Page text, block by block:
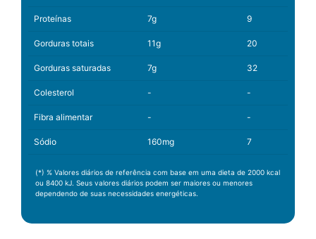
Proteínas 7g 9
Gorduras totais 11g 20
Gorduras saturadas 7g 32
Colesterol - -
Fibra alimentar - -
Sódio 160mg 7
(*) % Valores diários de referência com base em uma dieta de 2000 kcal
ou 8400 kJ. Seus valores diários podem ser maiores ou menores
dependendo de suas necessidades energéticas.